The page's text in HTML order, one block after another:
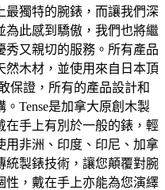
最獨特的腕錶，而讓我們深
為此感到驕傲，我們也將繼
秀又親切的服務。所有產品
然木材，並使用來自日本頂
保證，所有的產品設計和
Tense是加拿大原創木製
在手上有別於一般的錶，輕
用非洲、印度、印尼、加拿
統製錶技術，讓您顛覆對腕
性，戴在手上亦能為您演繹